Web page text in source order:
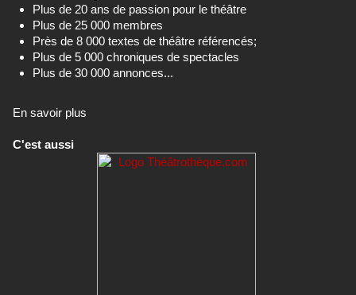
Plus de 20 ans de passion pour le théâtre
Plus de 25 000 membres
Près de 8 000 textes de théâtre référencés;
Plus de 5 000 chroniques de spectacles
Plus de 30 000 annonces...
En savoir plus
C'est aussi